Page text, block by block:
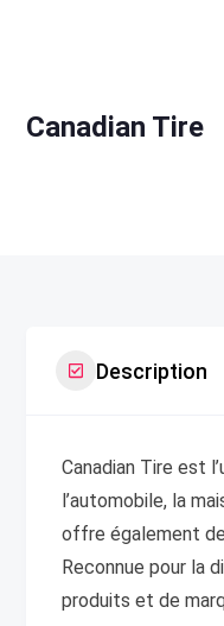
Canadian Tire
Description
Canadian Tire est
l’automobile, la
offre également
Reconnue pour la
produits et de